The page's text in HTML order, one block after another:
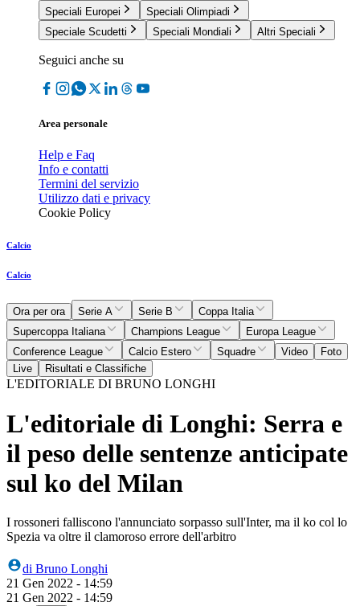
Speciali Europei
Speciali Olimpiadi
Speciale Scudetti
Speciali Mondiali Altri Speciali
Seguici anche su
Area personale
Help e Faq
Info e contatti
Termini del servizio
Utilizzo dati e privacy
Cookie Policy
Calcio
Calcio
Ora per ora Serie A Serie B
Coppa Italia
Supercoppa Italiana
Champions League
Europa League
Conference League
Calcio Estero Squadre Video
Foto
Live
Risultati e Classifiche
L'EDITORIALE DI BRUNO LONGHI
L'editoriale di Longhi: Serra e
il peso delle sentenze anticipate
sul ko del Milan
I rossoneri falliscono l'annunciato sorpasso sull'Inter, ma il ko col lo
Spezia va oltre il clamoroso errore dell'arbitro
di Bruno Longhi
21 Gen 2022 - 14:59
21 Gen 2022 - 14:59